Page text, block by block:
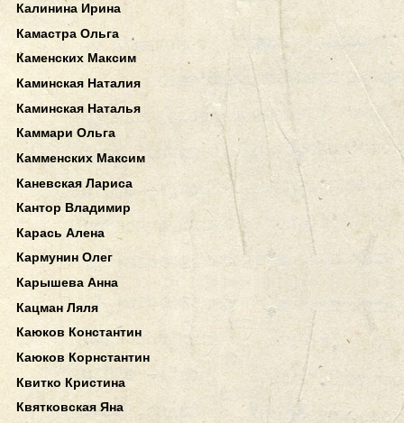
Калинина Ирина
Камастра Ольга
Каменских Максим
Каминская Наталия
Каминская Наталья
Каммари Ольга
Камменских Максим
Каневская Лариса
Кантор Владимир
Карась Алена
Кармунин Олег
Карышева Анна
Кацман Ляля
Каюков Константин
Каюков Корнстантин
Квитко Кристина
Квятковская Яна